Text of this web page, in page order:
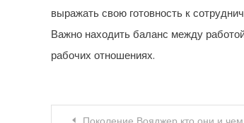
выражать свою готовность к
Важно находить баланс между
рабочих отношениях.